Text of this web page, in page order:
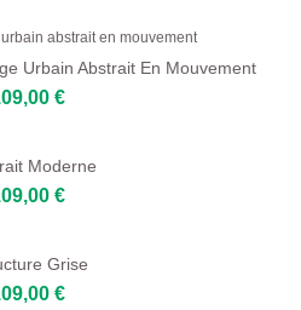
Urbain Abstrait En Mouvement
€
Moderne
€
Grise
€